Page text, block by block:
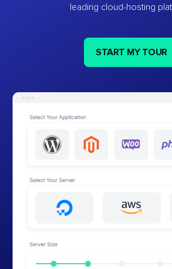
leading cloud-hosting
START MY TOUR